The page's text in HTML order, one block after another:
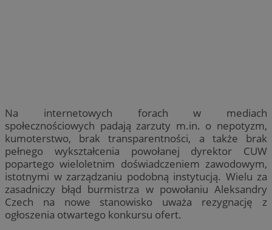
Na internetowych forach w mediach
społecznościowych padają zarzuty m.in. o nepotyzm,
kumoterstwo, brak transparentności, a także brak
pełnego wykształcenia powołanej dyrektor CUW
popartego wieloletnim doświadczeniem zawodowym,
istotnymi w zarządzaniu podobną instytucją. Wielu za
zasadniczy błąd burmistrza w powołaniu Aleksandry
Czech na nowe stanowisko uważa rezygnację z
ogłoszenia otwartego konkursu ofert.